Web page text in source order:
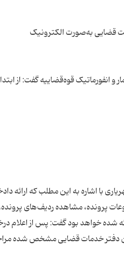
با اشاره به این مطلب که ارائه
پرونده، مشاهده ردیف‌های
شده خواهد بود گفت: پس از اعلام
دفتر خدمات قضایی مشخص شده